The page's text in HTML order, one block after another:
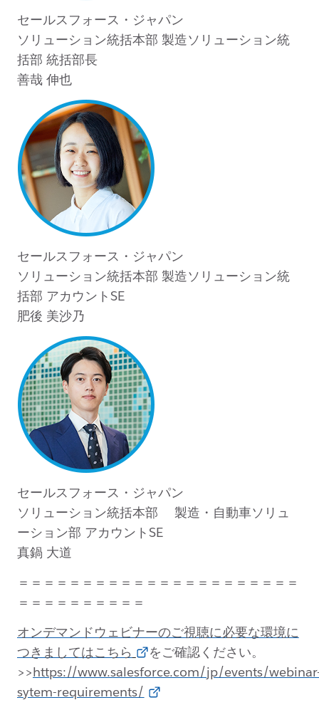
セールスフォース・ジャパン
ソリューション統括本部 製造ソリューション統
括部 統括部長
善哉 伸也
セールスフォース・ジャパン
ソリューション統括本部 製造ソリューション統
括部 アカウントSE
肥後 美沙乃
セールスフォース・ジャパン
ソリューション統括本部 製造・自動車ソリュ
ーション部 アカウントSE
真鍋 大道
＝＝＝＝＝＝＝＝＝＝＝＝＝＝＝＝＝＝＝＝＝＝
＝＝＝＝＝＝＝＝＝＝
オンデマンドウェビナーのご視聴に必要な環境に
つきましてはこちら
をご確認ください。
>>https://www.salesforce.com/jp/events/
sytem-requirements/